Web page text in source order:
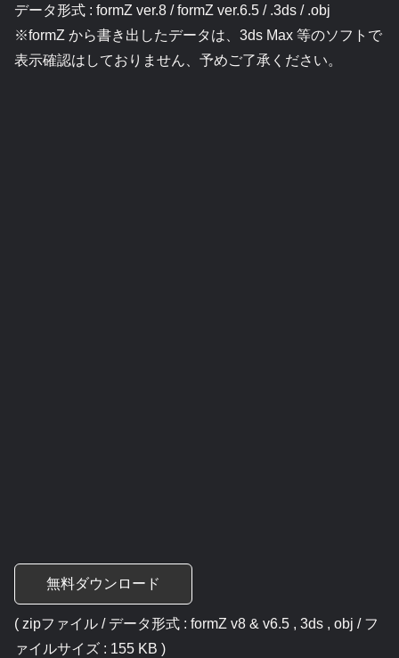
データ形式 : formZ ver.8 / formZ ver.6.5 / .3ds / .obj
※formZ から書き出したデータは、3ds Max 等のソフトで
表示確認はしておりません、予めご了承ください。
無料ダウンロード
( zipファイル / データ形式 : formZ v8 & v6.5 , 3ds , obj / フ
ァイルサイズ : 155 KB )